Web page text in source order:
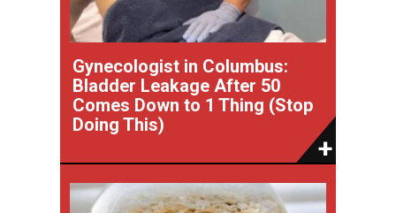
Gynecologist in Columbus:
Bladder Leakage After 50
Comes Down to 1 Thing (Stop
Doing This)